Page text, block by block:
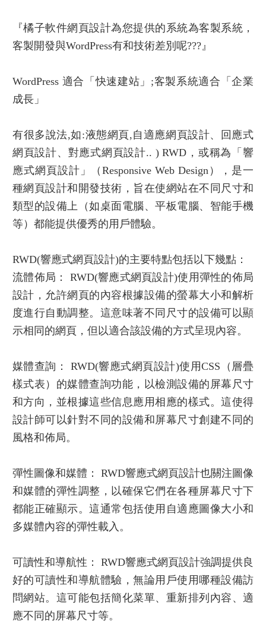
『橘子軟件網頁設計為您提供的系統為客製系統，
客製開發與WordPress有和技術差別呢???』
WordPress 適合「快速建站」;客製系統適合「企業
成長」
有很多說法,如:液態網頁,自適應網頁設計、回應式
網頁設計、對應式網頁設計.. ) RWD，或稱為「響
應式網頁設計 」（Responsive Web Design），是一
種網頁設計和開發技術，旨在使網站在不同尺寸和
類型的設備上（如桌面電腦、平板電腦、智能手機
等）都能提供優秀的用戶體驗。
RWD(響應式網頁設計)的主要特點包括以下幾點：
流體佈局： RWD(響應式網頁設計)使用彈性的佈局
設計，允許網頁的內容根據設備的螢幕大小和解析
度進行自動調整。這意味著不同尺寸的設備可以顯
示相同的網頁，但以適合該設備的方式呈現內容。
媒體查詢： RWD(響應式網頁設計)使用CSS（層疊
樣式表）的媒體查詢功能，以檢測設備的屏幕尺寸
和方向，並根據這些信息應用相應的樣式。這使得
設計師可以針對不同的設備和屏幕尺寸創建不同的
風格和佈局。
彈性圖像和媒體： RWD響應式網頁設計也關注圖像
和媒體的彈性調整，以確保它們在各種屏幕尺寸下
都能正確顯示。這通常包括使用自適應圖像大小和
多媒體內容的彈性載入。
可讀性和導航性： RWD響應式網頁設計強調提供良
好的可讀性和導航體驗，無論用戶使用哪種設備訪
問網站。這可能包括簡化菜單、重新排列內容、適
應不同的屏幕尺寸等。